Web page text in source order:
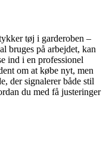
tøj i garderoben –
bruges på arbejdet, kan
ind i en professionel
om at købe nyt, men
der signalerer både stil
du med få justeringer